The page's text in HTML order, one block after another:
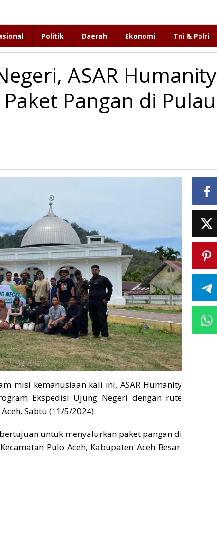
Politik Daerah Ekonomi Tni & Polri
ASAR Humanity
Pangan di Pulau
misi kemanusiaan kali ini, ASAR Humanity
Ekspedisi Ujung Negeri dengan rute
Sabtu (11/5/2024).
untuk menyalurkan paket pangan di
Pulo Aceh, Kabupaten Aceh Besar,